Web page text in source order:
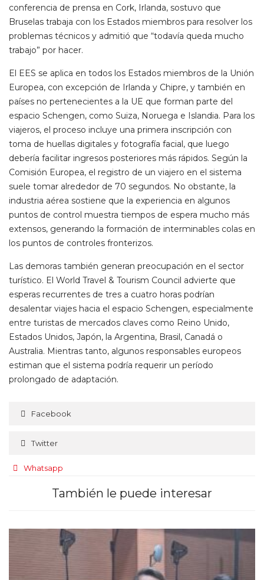
conferencia de prensa en Cork, Irlanda, sostuvo que
Bruselas trabaja con los Estados miembros para resolver los
problemas técnicos y admitió que “todavía queda mucho
trabajo” por hacer.
El EES se aplica en todos los Estados miembros de la Unión
Europea, con excepción de Irlanda y Chipre, y también en
países no pertenecientes a la UE que forman parte del
espacio Schengen, como Suiza, Noruega e Islandia. Para los
viajeros, el proceso incluye una primera inscripción con
toma de huellas digitales y fotografía facial, que luego
debería facilitar ingresos posteriores más rápidos. Según la
Comisión Europea, el registro de un viajero en el sistema
suele tomar alrededor de 70 segundos. No obstante, la
industria aérea sostiene que la experiencia en algunos
puntos de control muestra tiempos de espera mucho más
extensos, generando la formación de interminables colas en
los puntos de controles fronterizos.
Las demoras también generan preocupación en el sector
turístico. El World Travel & Tourism Council advierte que
esperas recurrentes de tres a cuatro horas podrían
desalentar viajes hacia el espacio Schengen, especialmente
entre turistas de mercados claves como Reino Unido,
Estados Unidos, Japón, la Argentina, Brasil, Canadá o
Australia. Mientras tanto, algunos responsables europeos
estiman que el sistema podría requerir un período
prolongado de adaptación.
Facebook
Twitter
Whatsapp
También le puede interesar